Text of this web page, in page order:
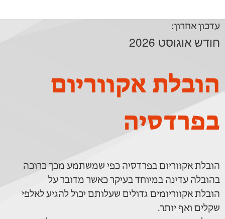
עדכון אחרון:
חודש אוגוסט 2026
הובלת אקווריום
בפרדסיה
הובלת אקווריום בפרדסיה כפי שמשתמע מכך כרוכה
בהובלה עדינה במיוחד בעיקר כאשר מדובר על
הובלת אקווריומים גדולים שעלותם יכול להגיע לאלפי
שקלים ואף יותר.